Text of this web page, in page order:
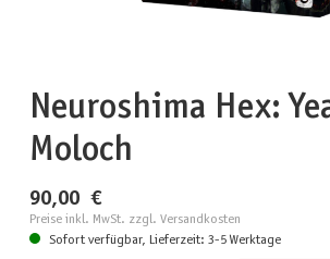
Neuroshima Hex:
Moloch
90,00 €
Preise inkl. MwSt. zzgl. Versandkosten
Sofort verfügbar, Lieferzeit: 3-5 Werktage